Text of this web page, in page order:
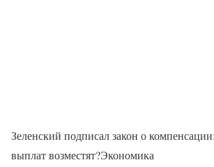
Зеленский подписал закон о
выплат возместят?Экономика